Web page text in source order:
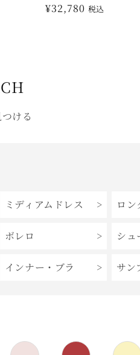
通
¥32,780 税込
ける
ミディアムドレス ロン
ボレロ シュ
インナー・ブラ サン